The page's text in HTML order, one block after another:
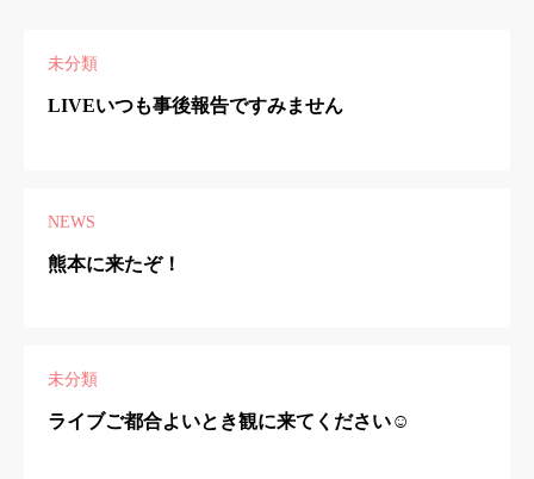
未分類
LIVEいつも事後報告ですみません
NEWS
熊本に来たぞ！
未分類
ライブご都合よいとき観に来てください☺